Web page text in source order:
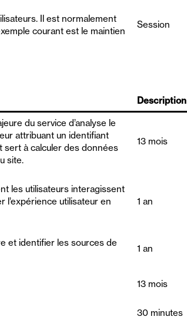
Il est normalement
courant est le maintien
Session
Description
du service d’analyse le
attribuant un identifiant
sert à calculer des données
site.
13 mois
les utilisateurs interagissent
l’expérience utilisateur en
1 an
et identifier les sources de
1 an
13 mois
30 minutes